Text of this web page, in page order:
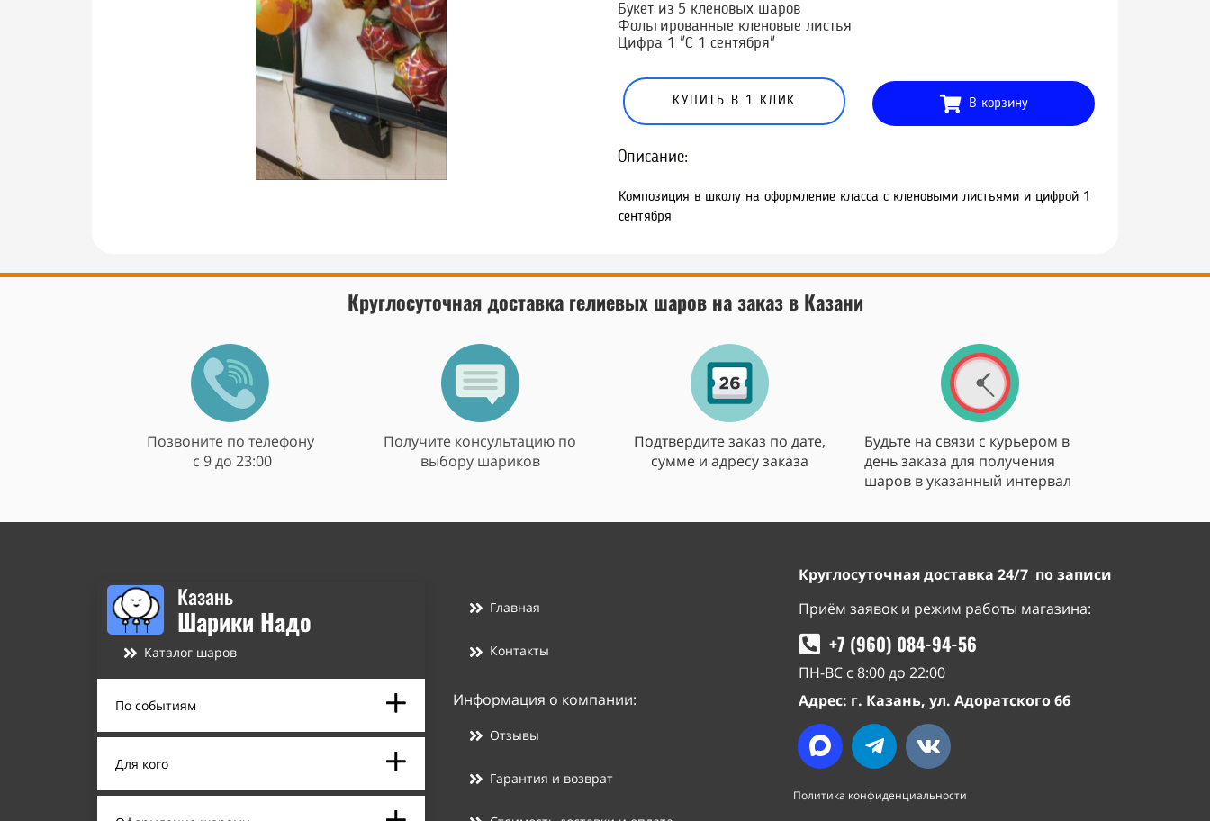
Букет из 5 кленовых шаров
Фольгированные кленовые листья
Цифра 1 "С 1 сентября"
КУПИТЬ В 1 КЛИК В корзину
Описание:
Композиция в школу на оформление класса с кленовыми листьями и цифрой 1
сентября
Круглосуточная доставка гелиевых шаров на заказ в Казани
Позвоните по телефону
c 9 до 23:00
Получите консультацию по
выбору шариков
Подтвердите заказ по дате,
сумме и адресу заказа
Будьте на связи с курьером в
день заказа для получения
шаров в указанный интервал
Казань
Шарики Надо
Каталог шаров
По событиям
Для кого
Главная
Контакты
Информация о компании:
Отзывы
Гарантия и возврат
Круглосуточная доставка 24/7 по записи
Приём заявок и режим работы магазина:
+7 (960) 084-94-56
ПН-ВС с 8:00 до 22:00
Адрес: г. Казань, ул. Адоратского 66
Политика конфиденциальности